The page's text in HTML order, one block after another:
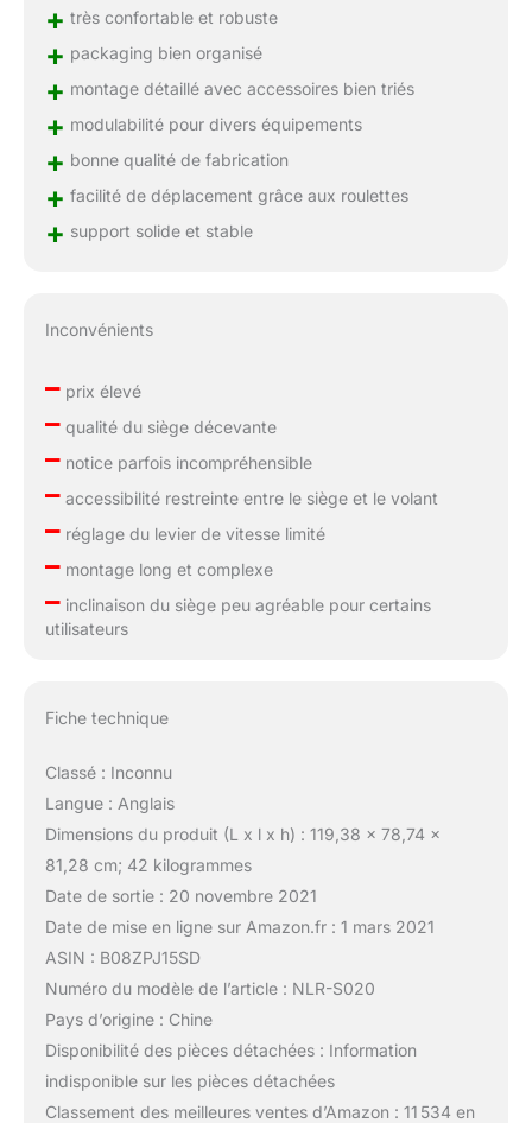
+ très confortable et robuste
+ packaging bien organisé
+ montage détaillé avec accessoires bien triés
+ modulabilité pour divers équipements
+ bonne qualité de fabrication
+ facilité de déplacement grâce aux roulettes
+ support solide et stable
Inconvénients
–prix élevé
–qualité du siège décevante
–notice parfois incompréhensible
–accessibilité restreinte entre le siège et le volant
–réglage du levier de vitesse limité
–montage long et complexe
–inclinaison du siège peu agréable pour certains
utilisateurs
Fiche technique
Classé : Inconnu
Langue : Anglais
Dimensions du produit (L x l x h) : 119,38 x 78,74 x
81,28 cm; 42 kilogrammes
Date de sortie : 20 novembre 2021
Date de mise en ligne sur Amazon.fr : 1 mars 2021
ASIN : B08ZPJ15SD
Numéro du modèle de l’article : NLR-S020
Pays d’origine : Chine
Disponibilité des pièces détachées : Information
indisponible sur les pièces détachées
Classement des meilleures ventes d’Amazon : 11 534 en